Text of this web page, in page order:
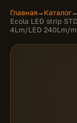
Главная → Каталог→
Ecola LED strip
4Lm/LED 240Lm/